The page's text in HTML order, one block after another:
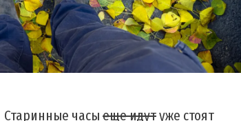
Старинные часыеще идутуже стоят